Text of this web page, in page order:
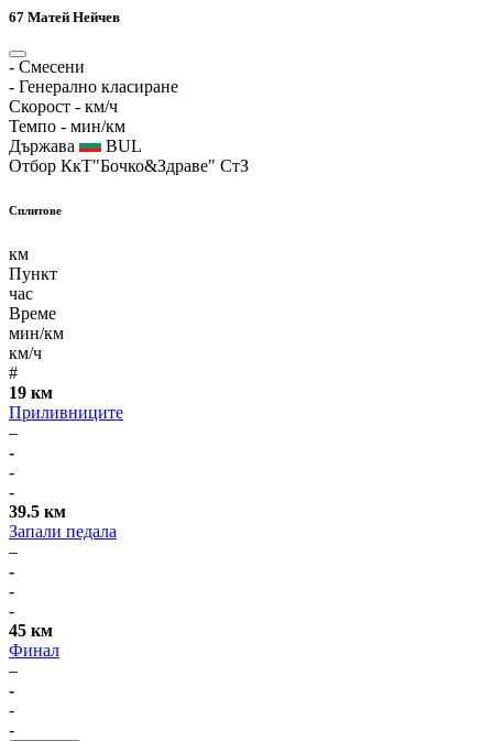
67 Матей Нейчев
- Смесени
- Генерално класиране
Скорост - км/ч
Темпо - мин/км
Държава
BUL
Отбор КкТ"Бочко&Здраве" СтЗ
Сплитове
км
Пункт
час
Време
мин/км
км/ч
#
19 км
Приливниците
–
-
-
-
39.5 км
Запали педала
–
-
-
-
45 км
Финал
–
-
-
-